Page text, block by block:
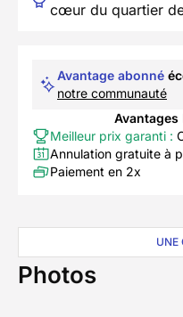
cœur du quartier
Avantage abonné
notre communauté
Avantages
Meilleur prix garanti :
Annulation gratuite à
Paiement en 2x
UNE
Photos